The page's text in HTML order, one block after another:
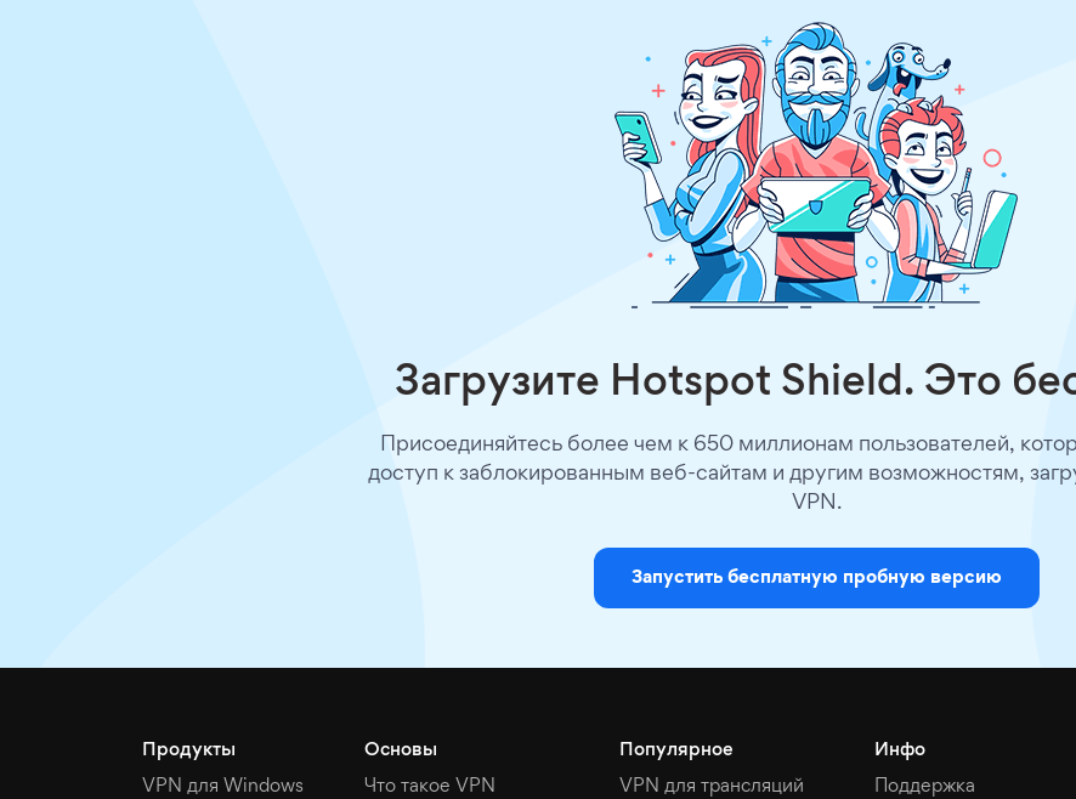
Загрузите Hotspot Shield. Это
Присоединяйтесь более чем к 650 миллионам пользователей,
доступ к заблокированным веб-сайтам и другим возможностям,
VPN.
Запустить бесплатную пробную версию
Продукты
VPN для Windows
Основы
Что такое VPN
Популярное
VPN для трансляций
Инфо
Поддержка